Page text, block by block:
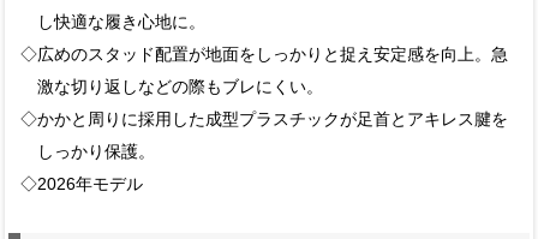
し快適な履き心地に。
◇広めのスタッド配置が地面をしっかりと捉え安定感を向上。急
激な切り返しなどの際もブレにくい。
◇かかと周りに採用した成型プラスチックが足首とアキレス腱を
しっかり保護。
◇2026年モデル